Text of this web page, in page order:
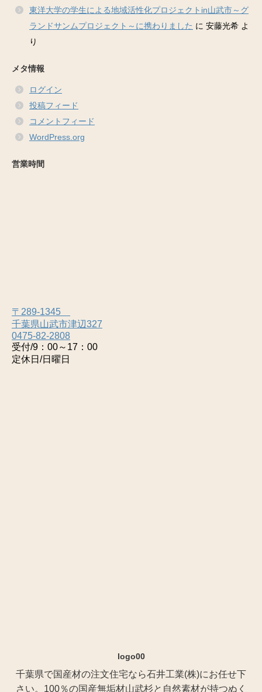
東洋大学の学生による地域活性化プロジェクトin山武市～グ
ランドサンムプロジェクト～に携わりました に 安藤光希 よ
り
メタ情報
ログイン
投稿フィード
コメントフィード
WordPress.org
営業時間
〒289-1345
千葉県山武市津辺327
0475-82-2808
受付/9：00～17：00
定休日/日曜日
logo00
千葉県で国産材の注文住宅なら石井工業(株)にお任せ下
さい。100％の国産無垢材山武杉と自然素材が持つぬく